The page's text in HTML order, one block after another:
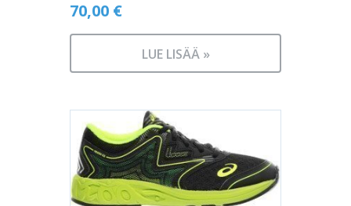
70,00 €
LUE LISÄÄ »